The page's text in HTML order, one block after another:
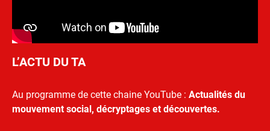
L’ACTU DU TA
Au programme de cette chaine YouTube : Actualités du
mouvement social, décryptages et découvertes.